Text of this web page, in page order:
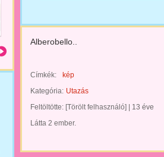
Alberobello..
Címkék:
kép
Kategória: Utazás
Feltöltötte: [Törölt felhasználó]
13 éve
Látta 2 ember.